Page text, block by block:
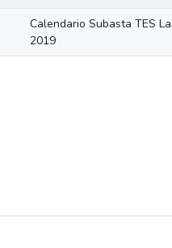
Calendario Subasta TES
2019